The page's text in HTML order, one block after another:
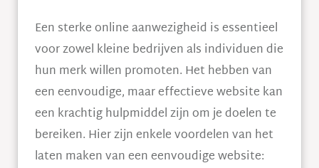
Een sterke online aanwezigheid is essentieel
voor zowel kleine bedrijven als individuen die
hun merk willen promoten. Het hebben van
een eenvoudige, maar effectieve website kan
een krachtig hulpmiddel zijn om je doelen te
bereiken. Hier zijn enkele voordelen van het
laten maken van een eenvoudige website: